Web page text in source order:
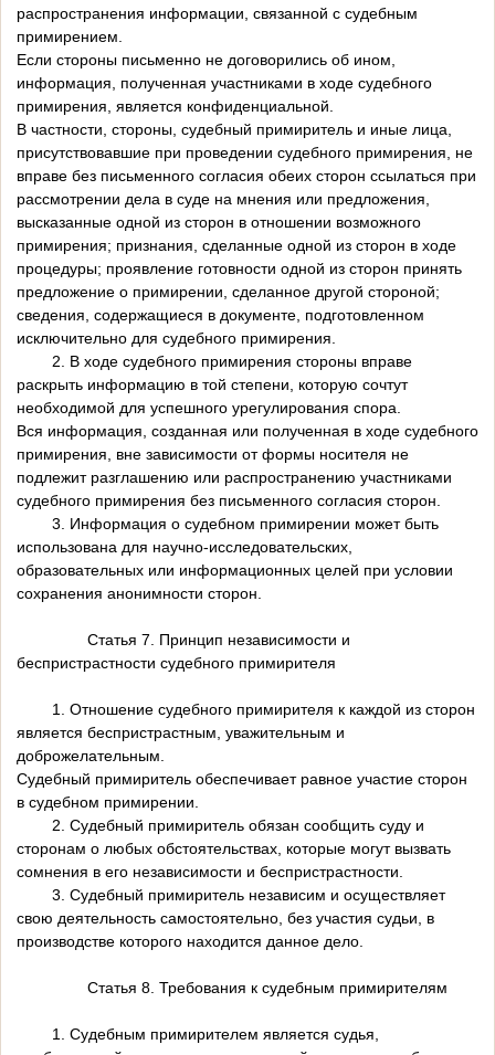
распространения информации, связанной с судебным
примирением.
Если стороны письменно не договорились об ином,
информация, полученная участниками в ходе судебного
примирения, является конфиденциальной.
В частности, стороны, судебный примиритель и иные лица,
присутствовавшие при проведении судебного примирения, не
вправе без письменного согласия обеих сторон ссылаться при
рассмотрении дела в суде на мнения или предложения,
высказанные одной из сторон в отношении возможного
примирения; признания, сделанные одной из сторон в ходе
процедуры; проявление готовности одной из сторон принять
предложение о примирении, сделанное другой стороной;
сведения, содержащиеся в документе, подготовленном
исключительно для судебного примирения.
2. В ходе судебного примирения стороны вправе
раскрыть информацию в той степени, которую сочтут
необходимой для успешного урегулирования спора.
Вся информация, созданная или полученная в ходе судебного
примирения, вне зависимости от формы носителя не
подлежит разглашению или распространению участниками
судебного примирения без письменного согласия сторон.
3. Информация о судебном примирении может быть
использована для научно-исследовательских,
образовательных или информационных целей при условии
сохранения анонимности сторон.
Статья 7. Принцип независимости и
беспристрастности судебного примирителя
1. Отношение судебного примирителя к каждой из сторон
является беспристрастным, уважительным и
доброжелательным.
Судебный примиритель обеспечивает равное участие сторон
в судебном примирении.
2. Судебный примиритель обязан сообщить суду и
сторонам о любых обстоятельствах, которые могут вызвать
сомнения в его независимости и беспристрастности.
3. Судебный примиритель независим и осуществляет
свою деятельность самостоятельно, без участия судьи, в
производстве которого находится данное дело.
Статья 8. Требования к судебным примирителям
1. Судебным примирителем является судья,